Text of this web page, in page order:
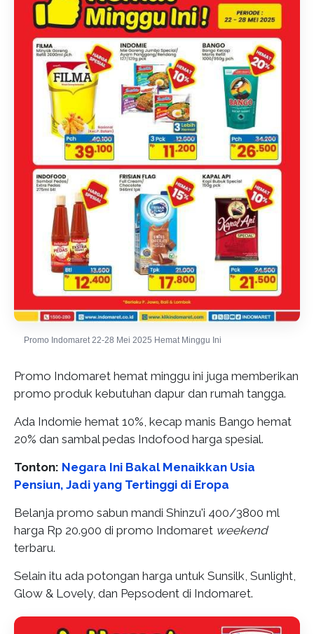
Promo Indomaret 22-28 Mei 2025 Hemat Minggu Ini
Promo Indomaret hemat minggu ini juga memberikan
promo produk kebutuhan dapur dan rumah tangga.
Ada Indomie hemat 10%, kecap manis Bango hemat
20% dan sambal pedas Indofood harga spesial.
Tonton: Negara Ini Bakal Menaikkan Usia
Pensiun, Jadi yang Tertinggi di Eropa
Belanja promo sabun mandi Shinzu'i 400/3800 ml
harga Rp 20.900 di promo Indomaret weekend
terbaru.
Selain itu ada potongan harga untuk Sunsilk, Sunlight,
Glow & Lovely, dan Pepsodent di Indomaret.